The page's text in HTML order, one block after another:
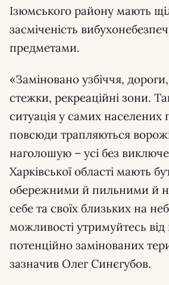
Ізюмського району мають
засміченість
предметами.
«Заміновано узбіччя,
стежки, рекреаційні зони.
ситуація у самих населених
повсюди трапляються
наголошую – усі без
Харківської області мають
обережними й пильними й
себе та своїх близьких на
можливості утримуйтесь від
потенційно замінованих
зазначив Олег Синєгубов.